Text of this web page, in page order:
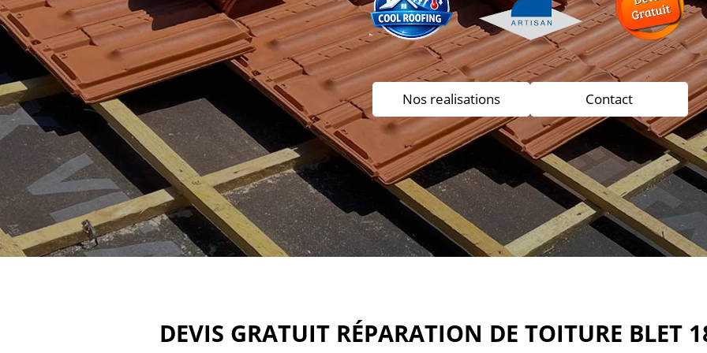
Nos realisations Contact
DEVIS GRATUIT RÉPARATION DE TOITURE BLET